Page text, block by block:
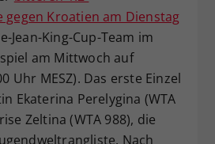
gegen Kroatien am Dienstag
Jean-King-Cup-Team im
am Mittwoch auf
Uhr MESZ). Das erste Einzel
Ekaterina Perelygina (WTA
Zeltina (WTA 988), die
Nach
Wert speichert Ihre Consent-
Unter anderem eine
generierte ID, für die
Speicherung Ihrer
Einstellungen, falls der
Betreiber dies eingestellt